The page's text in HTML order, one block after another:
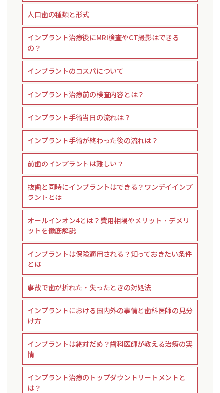
人口歯の種類と形式
インプラント治療後にMRI検査やCT撮影はできる
の？
インプラントのコスパについて
インプラント治療前の検査内容とは？
インプラント手術当日の流れは？
インプラント手術が終わった後の流れは？
前歯のインプラントは難しい？
抜歯と同時にインプラントはできる？ワンデイインプ
ラントとは
オールインオン4とは？費用相場やメリット・デメリ
ットを徹底解説
インプラントは保険適用される？知っておきたい条件
とは
事故で歯が折れた・失ったときの対処法
インプラントにおける国内外の事情と歯科医師の見分
け方
インプラントは絶対だめ？歯科医師が教える治療の実
情
インプラント治療のトップダウントリートメントと
は？